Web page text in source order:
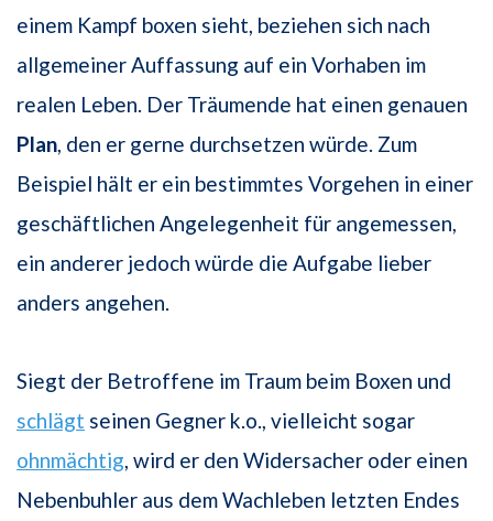
einem Kampf boxen sieht, beziehen sich nach
allgemeiner Auffassung auf ein Vorhaben im
realen Leben. Der Träumende hat einen genauen
Plan, den er gerne durchsetzen würde. Zum
Beispiel hält er ein bestimmtes Vorgehen in einer
geschäftlichen Angelegenheit für angemessen,
ein anderer jedoch würde die Aufgabe lieber
anders angehen.
Siegt der Betroffene im Traum beim Boxen und
schlägt seinen Gegner k.o., vielleicht sogar
ohnmächtig, wird er den Widersacher oder einen
Nebenbuhler aus dem Wachleben letzten Endes